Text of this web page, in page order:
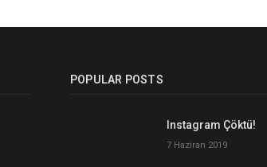
POPULAR POSTS
Instagram Çöktü!
7 Haziran 2019